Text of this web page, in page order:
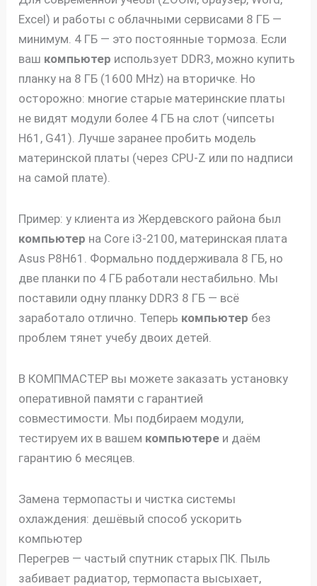
Excel) и работы с облачными сервисами 8 ГБ —
минимум. 4 ГБ — это постоянные тормоза. Если
ваш компьютер использует DDR3, можно купить
планку на 8 ГБ (1600 MHz) на вторичке. Но
осторожно: многие старые материнские платы
не видят модули более 4 ГБ на слот (чипсеты
H61, G41). Лучше заранее пробить модель
материнской платы (через CPU-Z или по надписи
на самой плате).
Пример: у клиента из Жердевского района был
компьютер на Core i3-2100, материнская плата
Asus P8H61. Формально поддерживала 8 ГБ, но
две планки по 4 ГБ работали нестабильно. Мы
поставили одну планку DDR3 8 ГБ — всё
заработало отлично. Теперь компьютер без
проблем тянет учебу двоих детей.
В КОМПМАСТЕР вы можете заказать установку
оперативной памяти с гарантией
совместимости. Мы подбираем модули,
тестируем их в вашем компьютере и даём
гарантию 6 месяцев.
Замена термопасты и чистка системы
охлаждения: дешёвый способ ускорить
компьютер
Перегрев — частый спутник старых ПК. Пыль
забивает радиатор, термопаста высыхает,